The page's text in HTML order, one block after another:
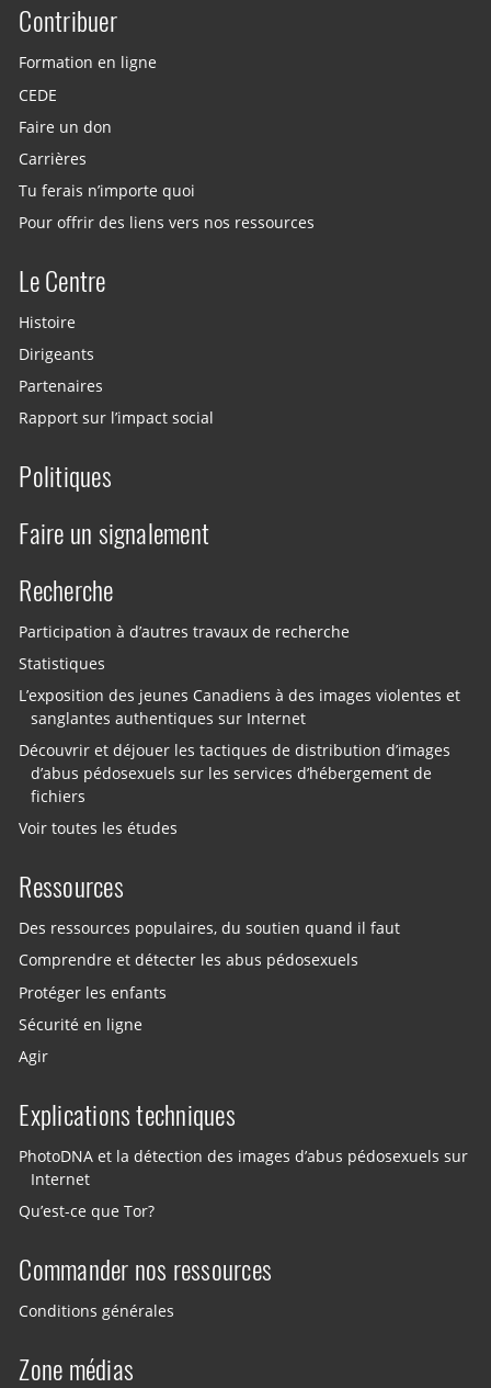
Site menu
Contribuer
Formation en ligne
CEDE
Faire un don
Carrières
Tu ferais n’importe quoi
Pour offrir des liens vers nos ressources
Le Centre
Histoire
Dirigeants
Partenaires
Rapport sur l’impact social
Politiques
Faire un signalement
Recherche
Participation à d’autres travaux de recherche
Statistiques
L’exposition des jeunes Canadiens à des images violentes et
sanglantes authentiques sur Internet
Découvrir et déjouer les tactiques de distribution d’images
d’abus pédosexuels sur les services d’hébergement de
fichiers
Voir toutes les études
Ressources
Des ressources populaires, du soutien quand il faut
Comprendre et détecter les abus pédosexuels
Protéger les enfants
Sécurité en ligne
Agir
Explications techniques
PhotoDNA et la détection des images d’abus pédosexuels sur
Internet
Qu’est-ce que Tor?
Commander nos ressources
Conditions générales
Zone médias